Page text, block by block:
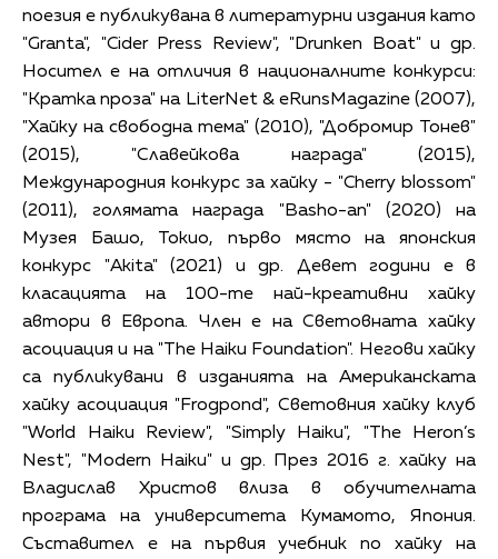
поезия е публикувана в литературни издания като
"Granta", "Cider Press Review", "Drunken Boat" и др.
Носител е на отличия в националните конкурси:
"Кратка проза" на LiterNet & eRunsMagazine (2007),
"Хайку на свободна тема" (2010), "Добромир Тонев"
(2015), "Славейкова награда" (2015),
Международния конкурс за хайку - "Cherry blossom"
(2011), голямата награда "Basho-an" (2020) на
Музея Башо, Токио, първо място на японския
конкурс "Akita" (2021) и др. Девет години е в
класацията на 100-те най-креативни хайку
автори в Европа. Член е на Световната хайку
асоциация и на "The Haiku Foundation". Негови хайку
са публикувани в изданията на Американската
хайку асоциация "Frogpond", Световния хайку клуб
"World Haiku Review", "Simply Haiku", "The Heron’s
Nest", "Modern Haiku" и др. През 2016 г. хайку на
Владислав Христов влиза в обучителната
програма на университета Кумамото, Япония.
Съставител е на първия учебник по хайку на